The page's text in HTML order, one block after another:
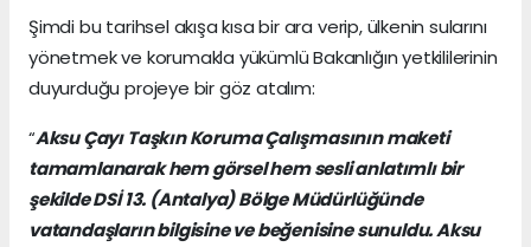
Şimdi bu tarihsel akışa kısa bir ara verip, ülkenin sularını
yönetmek ve korumakla yükümlü Bakanlığın yetkililerinin
duyurduğu projeye bir göz atalım:
“Aksu Çayı Taşkın Koruma Çalışmasının maketi
tamamlanarak hem görsel hem sesli anlatımlı bir
şekilde DSİ 13. (Antalya) Bölge Müdürlüğünde
vatandaşların bilgisine ve beğenisine sunuldu. Aksu